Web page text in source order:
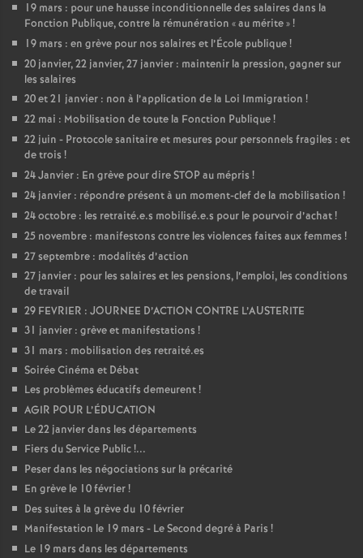
19 mars : pour une hausse inconditionnelle des salaires dans la
Fonction Publique, contre la rémunération «au mérite»!
19 mars : en grève pour nos salaires et l’École publique!
20 janvier, 22 janvier, 27 janvier : maintenir la pression, gagner sur
les salaires
20 et 21 janvier : non à l’application de la Loi Immigration !
22 mai : Mobilisation de toute la Fonction Publique!
22 juin - Protocole sanitaire et mesures pour personnels fragiles : et
de trois !
24 Janvier : En grève pour dire STOP au mépris !
24 janvier : répondre présent à un moment-clef de la mobilisation !
24 octobre : les retraité.e.s mobilisé.e.s pour le pourvoir d’achat!
25 novembre : manifestons contre les violences faites aux femmes !
27 septembre : modalités d’action
27 janvier : pour les salaires et les pensions, l’emploi, les conditions
de travail
29 FEVRIER : JOURNEE D’ACTION CONTRE L’AUSTERITE
31 janvier : grève et manifestations !
31 mars : mobilisation des retraité.es
Soirée Cinéma et Débat
Les problèmes éducatifs demeurent!
AGIR POUR L’ÉDUCATION
Le 22 janvier dans les départements
Fiers du Service Public!...
Peser dans les négociations sur la précarité
En grève le 10 février!
Des suites à la grève du 10 février
Manifestation le 19 mars - Le Second degré à Paris !
Le 19 mars dans les départements